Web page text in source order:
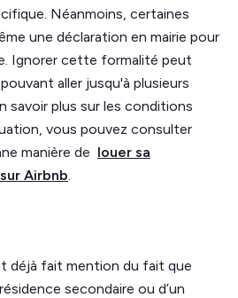
Néanmoins, certaines
une déclaration en mairie pour
Ignorer cette formalité peut
aller jusqu'à plusieurs
savoir plus sur les conditions
vous pouvez consulter
manière de louer sa
Airbnb
déjà fait mention du fait que
secondaire ou d’un